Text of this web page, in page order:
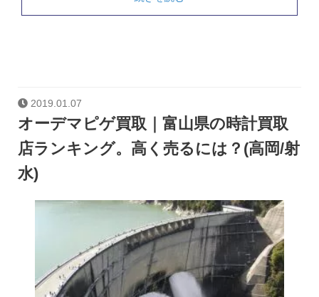
2019.01.07
オーデマピゲ買取｜富山県の時計買取
店ランキング。高く売るには？(高岡/射
水)